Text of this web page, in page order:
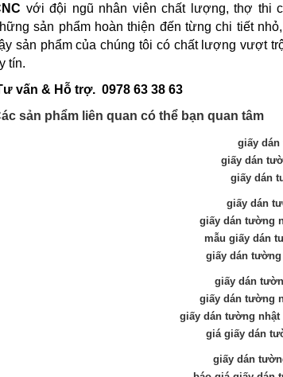
với đội ngũ nhân viên chất lượng, thợ thi
sản phẩm hoàn thiện đến từng chi tiết
sản phẩm của chúng tôi có chất lượng vượt
tín.
vấn & Hỗ trợ. 0978 63 38 63
sản phẩm liên quan có thể bạn quan tâm
giấy
giấy dán
giấy dán
giấy dán
giấy dán tường
mẫu giấy dán
giấy dán
giấy dán
giấy dán tường
giấy dán tường nhật
giá giấy dán
giấy dán